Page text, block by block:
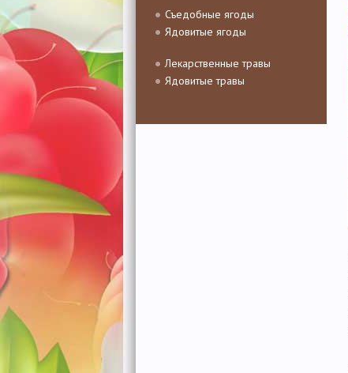
Съедобные ягоды
Ядовитые ягоды
Лекарственные травы
Ядовитые травы